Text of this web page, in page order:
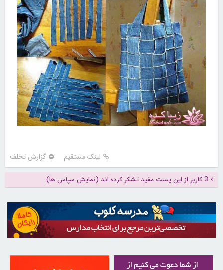
لینک مستقیم گزارش تخلف
3 کاربر از این پست مفید تشکر کرده اند (نمایش سپاس ها)